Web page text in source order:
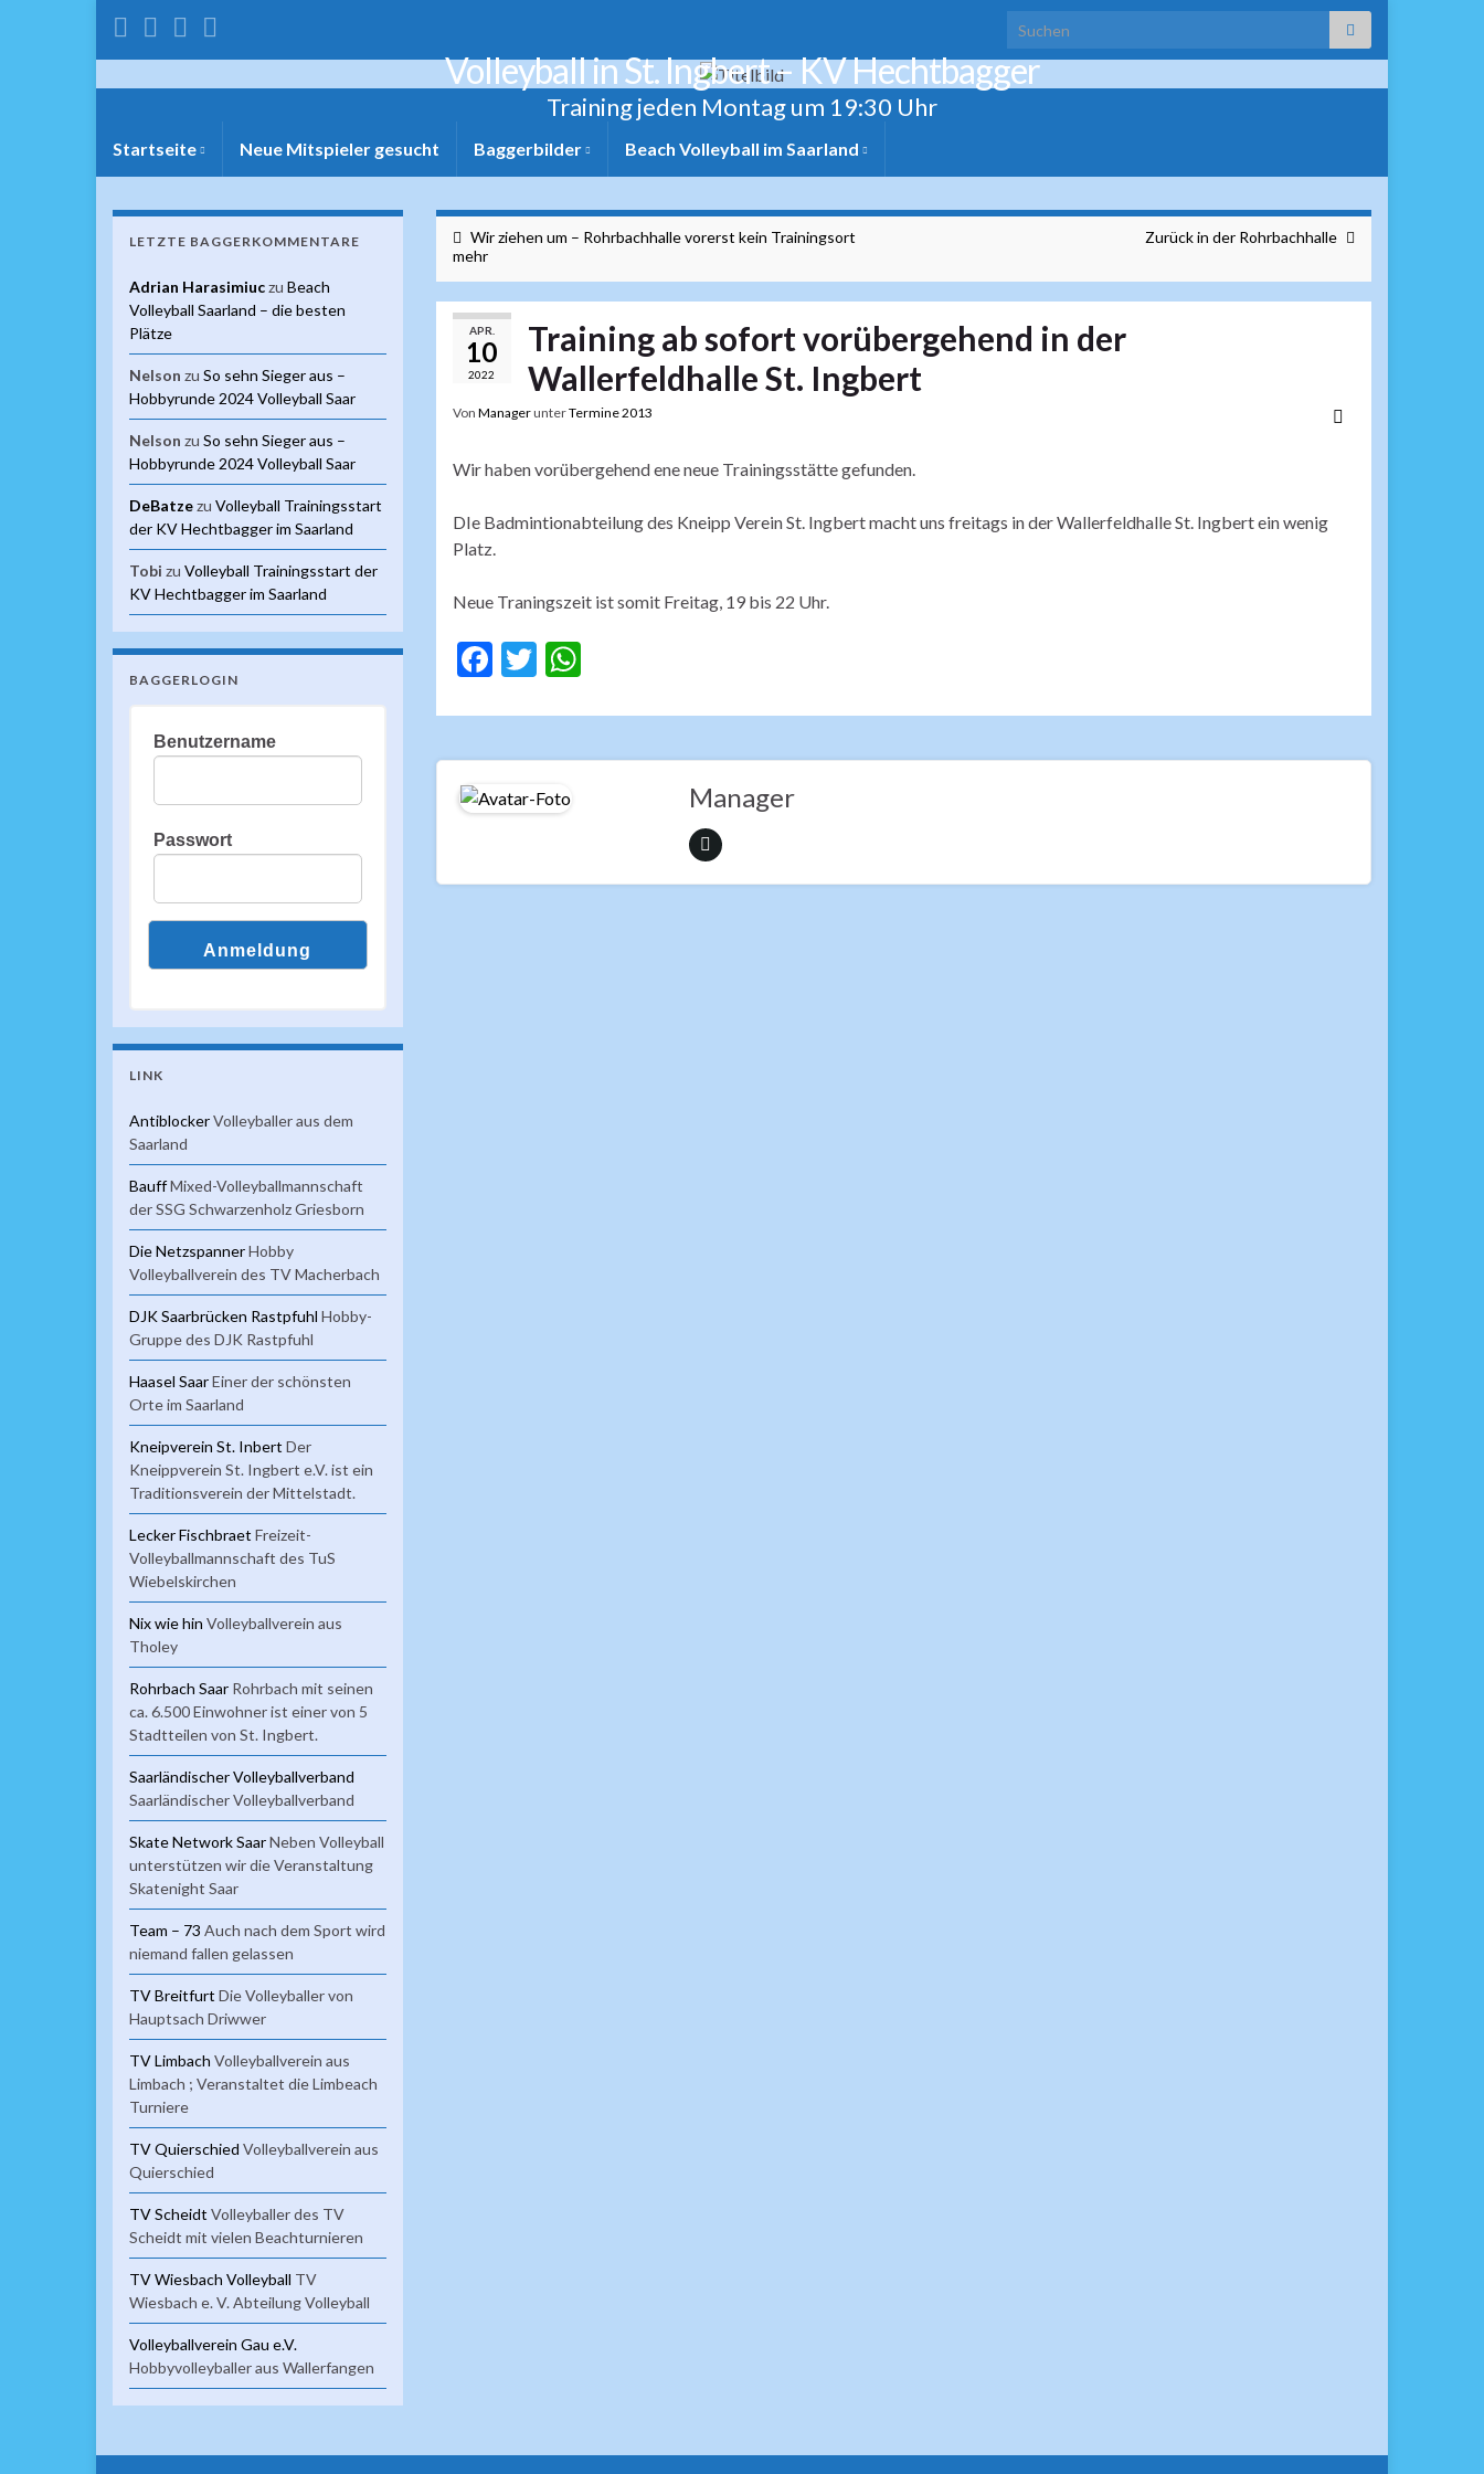
Search for:
Volleyball in St. Ingbert – KV Hechtbagger
Training jeden Montag um 19:30 Uhr
Startseite Neue Mitspieler gesucht Baggerbilder Beach Volleyball im Saarland
Wir ziehen um – Rohrbachhalle vorerst kein Trainingsort
mehr
Zurück in der Rohrbachhalle
APR.
10
2022
Training ab sofort vorübergehend in der
Wallerfeldhalle St. Ingbert
Von ManagerunterTermine 2013
Wir haben vorübergehend ene neue Trainingsstätte gefunden.
DIe Badmintionabteilung des Kneipp Verein St. Ingbert macht uns freitags in der Wallerfeldhalle St. Ingbert ein wenig
Platz.
Neue Traningszeit ist somit Freitag, 19 bis 22 Uhr.
F
e
b
o
T
itt
er
W
at
s
Manager
LETZTE BAGGERKOMMENTARE
Adrian Harasimiuczu Beach
Volleyball Saarland – die besten
Plätze
Nelson zu So sehn Sieger aus –
Hobbyrunde 2024 Volleyball Saar
Nelson zu So sehn Sieger aus –
Hobbyrunde 2024 Volleyball Saar
DeBatzezu Volleyball Trainingsstart
der KV Hechtbagger im Saarland
Tobi zu Volleyball Trainingsstart der
KV Hechtbagger im Saarland
BAGGERLOGIN
Benutzername
Passwort
LINK
AntiblockerVolleyballer aus dem
Saarland
BauffMixed-Volleyballmannschaft
der SSG Schwarzenholz Griesborn
Die NetzspannerHobby
Volleyballverein des TV Macherbach
DJK Saarbrücken Rastpfuhl Hobby-
Gruppe des DJK Rastpfuhl
Haasel SaarEiner der schönsten
Orte im Saarland
Kneipverein St. Inbert Der
Kneippverein St. Ingbert e.V. ist ein
Traditionsverein der Mittelstadt.
Lecker Fischbraet Freizeit-
Volleyballmannschaft des TuS
Wiebelskirchen
Nix wie hin Volleyballverein aus
Tholey
Rohrbach Saar Rohrbach mit seinen
ca. 6.500 Einwohner ist einer von 5
Stadtteilen von St. Ingbert.
Saarländischer Volleyballverband
Saarländischer Volleyballverband
Skate Network SaarNeben Volleyball
unterstützen wir die Veranstaltung
Skatenight Saar
Team – 73 Auch nach dem Sport wird
niemand fallen gelassen
TV Breitfurt Die Volleyballer von
Hauptsach Driwwer
TV Limbach Volleyballverein aus
Limbach ; Veranstaltet die Limbeach
Turniere
TV Quierschied Volleyballverein aus
Quierschied
TV Scheidt Volleyballer des TV
Scheidt mit vielen Beachturnieren
TV Wiesbach Volleyball TV
Wiesbach e. V. Abteilung Volleyball
Volleyballverein Gau e.V.
Hobbyvolleyballer aus Wallerfangen